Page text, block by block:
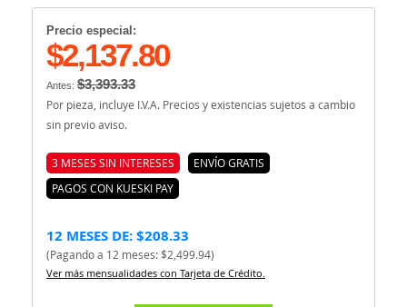
Precio especial:
$2,137.80
Antes: $3,393.33
Por pieza, incluye I.V.A. Precios y existencias sujetos a cambio
sin previo aviso.
3 MESES SIN INTERESES
ENVÍO GRATIS
PAGOS CON KUESKI PAY
12 MESES DE: $208.33
(Pagando a 12 meses: $2,499.94)
Ver más mensualidades con Tarjeta de Crédito.